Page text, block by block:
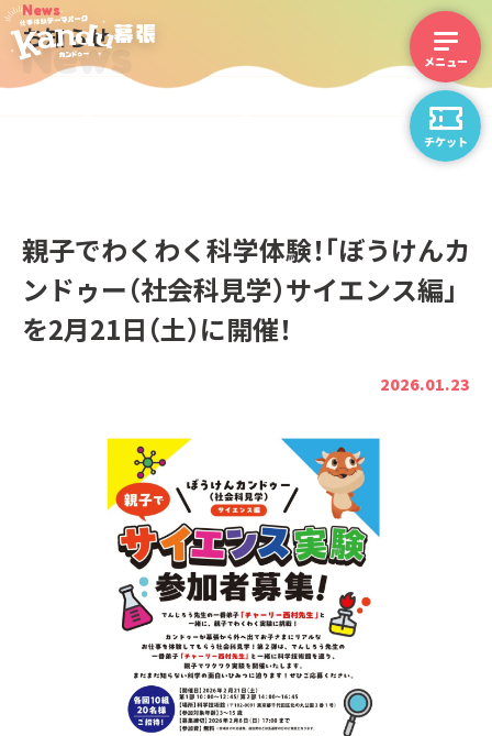
チケット
News
News
お知らせ
親子でわくわく科学体験！「ぼうけんカ
ンドゥー（社会科見学）サイエンス編」
を2月21日（土）に開催！
2026.01.23